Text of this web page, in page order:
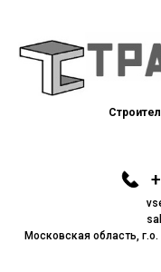
Московская область,